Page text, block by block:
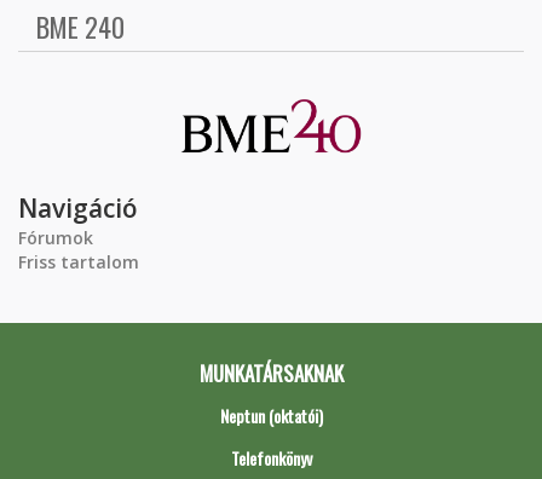
BME 240
Navigáció
Fórumok
Friss tartalom
MUNKATÁRSAKNAK
Neptun (oktatói)
Telefonkönyv